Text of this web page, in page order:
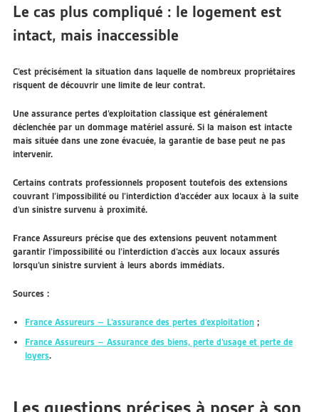
Le cas plus compliqué : le logement est
intact, mais inaccessible
C’est précisément la situation dans laquelle de nombreux propriétaires
risquent de découvrir une limite de leur contrat.
Une assurance pertes d’exploitation classique est généralement
déclenchée par un dommage matériel assuré. Si la maison est intacte
mais située dans une zone évacuée, la garantie de base peut ne pas
intervenir.
Certains contrats professionnels proposent toutefois des extensions
couvrant l’impossibilité ou l’interdiction d’accéder aux locaux à la suite
d’un sinistre survenu à proximité.
France Assureurs précise que des extensions peuvent notamment
garantir l’impossibilité ou l’interdiction d’accès aux locaux assurés
lorsqu’un sinistre survient à leurs abords immédiats.
Sources :
France Assureurs – L’assurance des pertes d’exploitation ;
France Assureurs – Assurance des biens, perte d’usage et perte de
loyers.